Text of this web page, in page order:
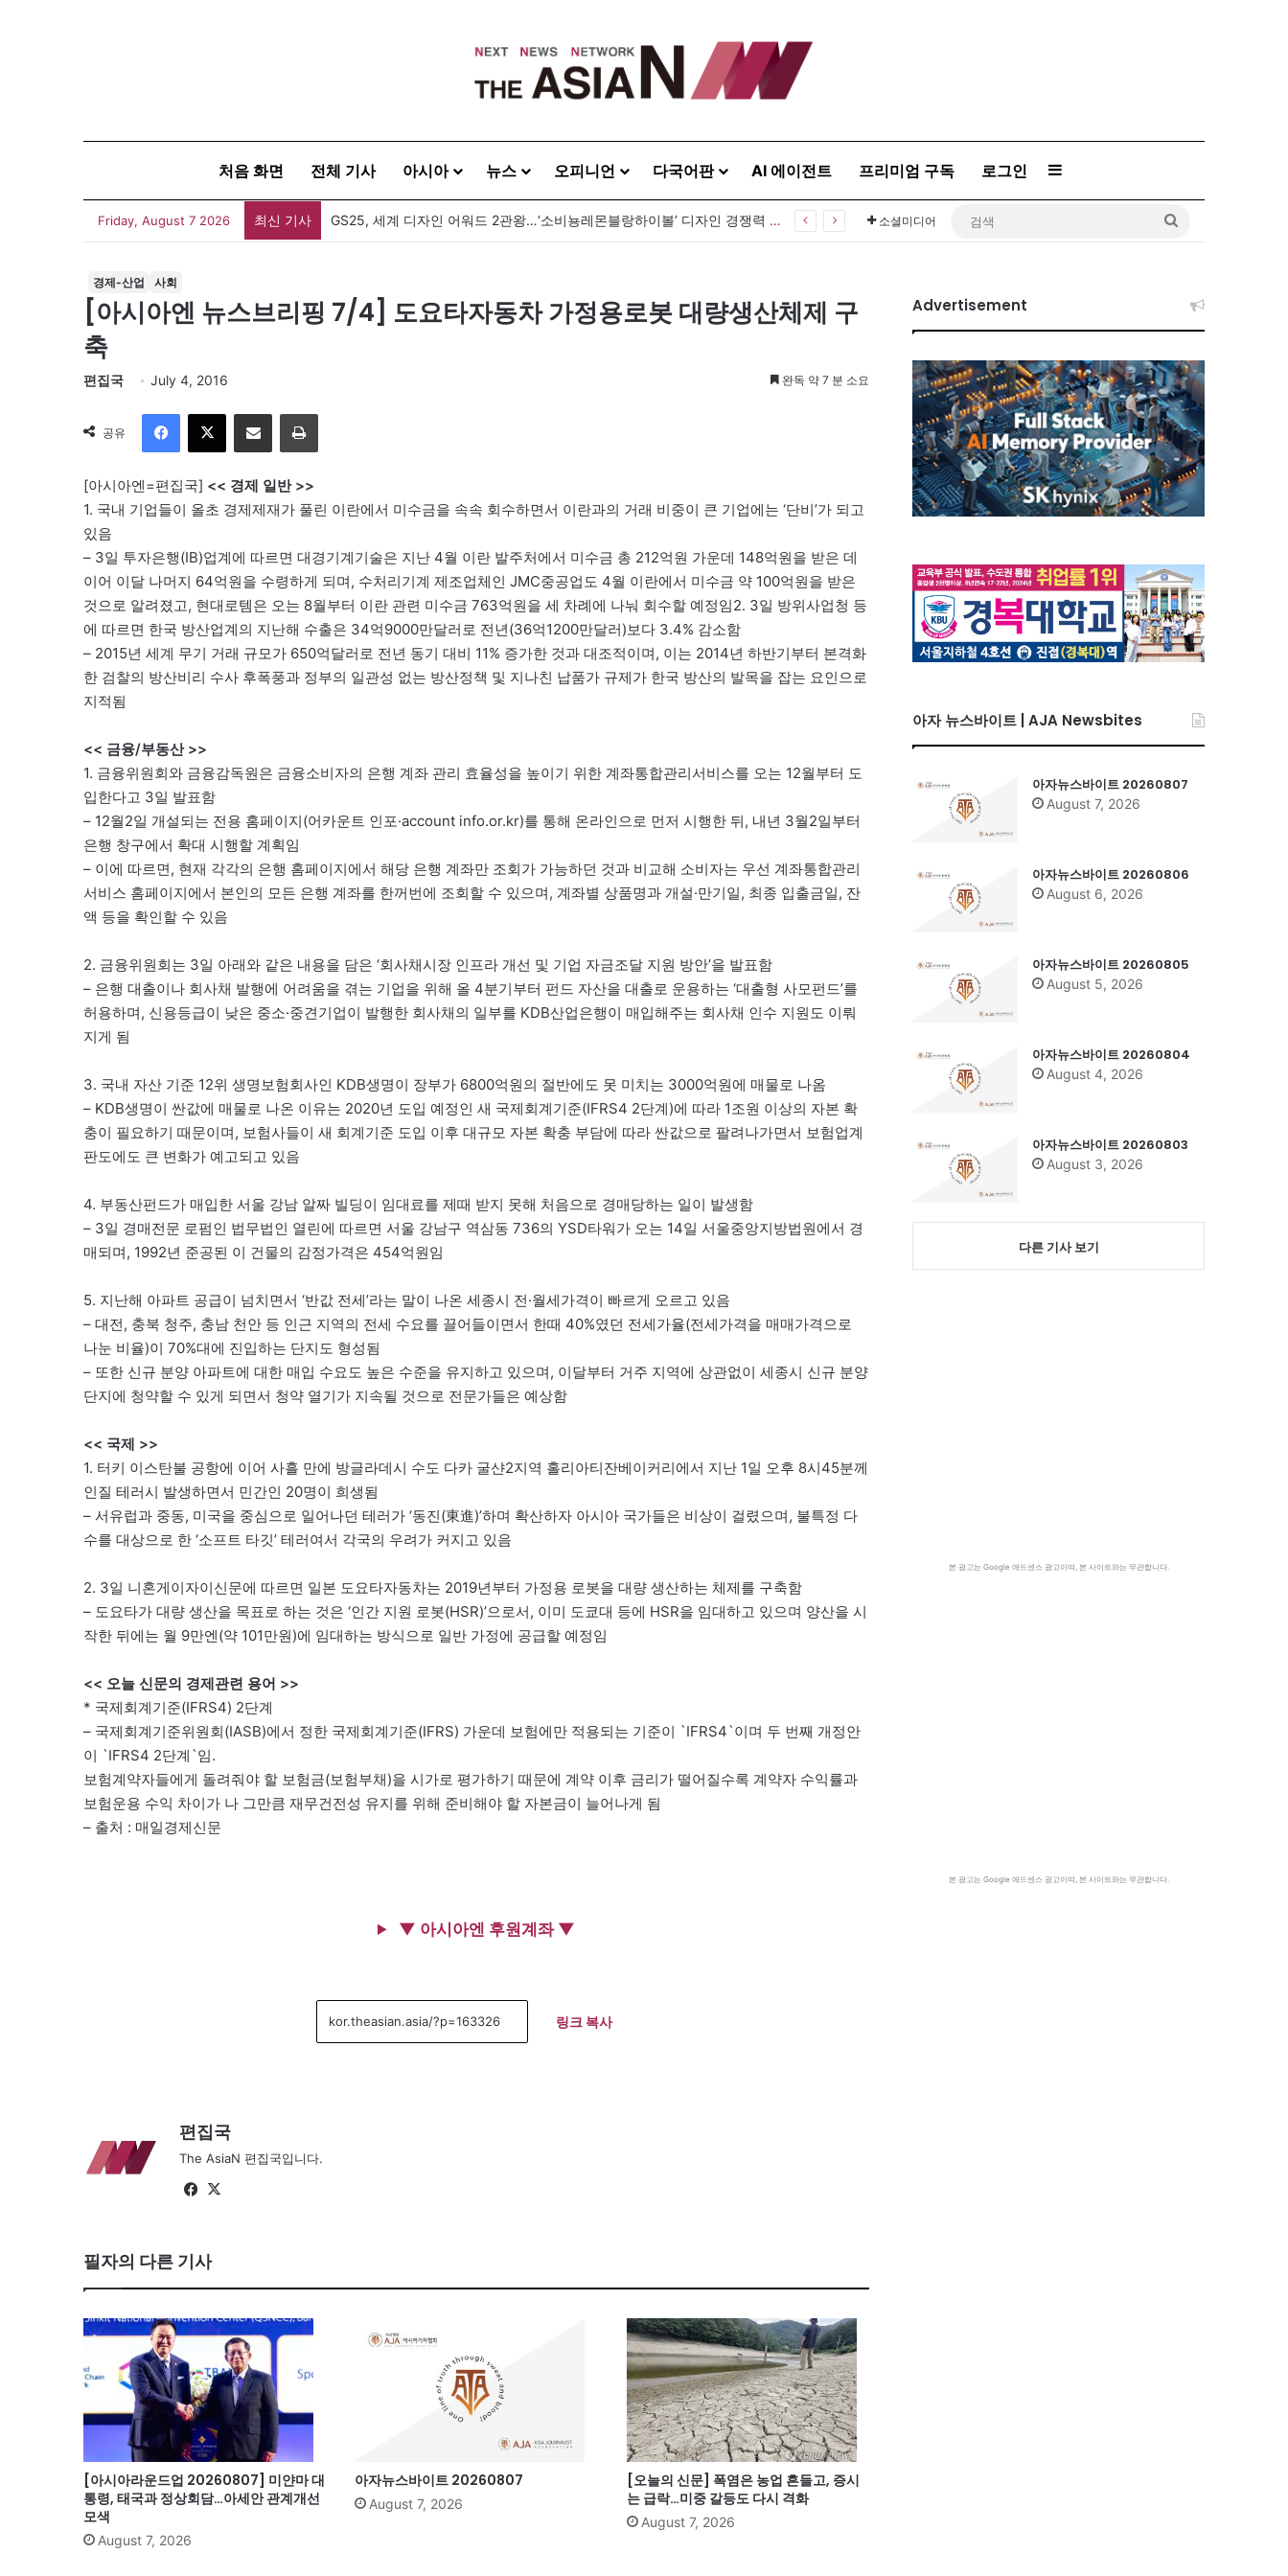
처음 화면 전체 기사 아시아 뉴스 오피니언 다국어판 AI 에이전트 프리미엄 구독 로그인 Sidebar
Friday, August 7 2026 최신 기사 GS25, 세계 디자인 어워드 2관왕…‘소비뇽레몬블랑하이볼’ 디자인 경쟁력 인정 소셜미디어
경제-산업 사회
[아시아엔 뉴스브리핑 7/4] 도요타자동차 가정용로봇 대량생산체제 구
축
편집국 July 4, 2016 완독 약 7 분 소요
공유
이메일
[아시아엔=편집국] << 경제 일반 >>
1. 국내 기업들이 올초 경제제재가 풀린 이란에서 미수금을 속속 회수하면서 이란과의 거래 비중이 큰 기업에는 ‘단비’가 되고
있음
– 3일 투자은행(IB)업계에 따르면 대경기계기술은 지난 4월 이란 발주처에서 미수금 총 212억원 가운데 148억원을 받은 데
이어 이달 나머지 64억원을 수령하게 되며, 수처리기계 제조업체인 JMC중공업도 4월 이란에서 미수금 약 100억원을 받은
것으로 알려졌고, 현대로템은 오는 8월부터 이란 관련 미수금 763억원을 세 차례에 나눠 회수할 예정임2. 3일 방위사업청 등
에 따르면 한국 방산업계의 지난해 수출은 34억9000만달러로 전년(36억1200만달러)보다 3.4% 감소함
– 2015년 세계 무기 거래 규모가 650억달러로 전년 동기 대비 11% 증가한 것과 대조적이며, 이는 2014년 하반기부터 본격화
한 검찰의 방산비리 수사 후폭풍과 정부의 일관성 없는 방산정책 및 지나친 납품가 규제가 한국 방산의 발목을 잡는 요인으로
지적됨
<< 금융/부동산 >>
1. 금융위원회와 금융감독원은 금융소비자의 은행 계좌 관리 효율성을 높이기 위한 계좌통합관리서비스를 오는 12월부터 도
입한다고 3일 발표함
– 12월2일 개설되는 전용 홈페이지(어카운트 인포·account info.or.kr)를 통해 온라인으로 먼저 시행한 뒤, 내년 3월2일부터
은행 창구에서 확대 시행할 계획임
– 이에 따르면, 현재 각각의 은행 홈페이지에서 해당 은행 계좌만 조회가 가능하던 것과 비교해 소비자는 우선 계좌통합관리
서비스 홈페이지에서 본인의 모든 은행 계좌를 한꺼번에 조회할 수 있으며, 계좌별 상품명과 개설·만기일, 최종 입출금일, 잔
액 등을 확인할 수 있음
2. 금융위원회는 3일 아래와 같은 내용을 담은 ‘회사채시장 인프라 개선 및 기업 자금조달 지원 방안’을 발표함
– 은행 대출이나 회사채 발행에 어려움을 겪는 기업을 위해 올 4분기부터 펀드 자산을 대출로 운용하는 ‘대출형 사모펀드’를
허용하며, 신용등급이 낮은 중소·중견기업이 발행한 회사채의 일부를 KDB산업은행이 매입해주는 회사채 인수 지원도 이뤄
지게 됨
3. 국내 자산 기준 12위 생명보험회사인 KDB생명이 장부가 6800억원의 절반에도 못 미치는 3000억원에 매물로 나옴
– KDB생명이 싼값에 매물로 나온 이유는 2020년 도입 예정인 새 국제회계기준(IFRS4 2단계)에 따라 1조원 이상의 자본 확
충이 필요하기 때문이며, 보험사들이 새 회계기준 도입 이후 대규모 자본 확충 부담에 따라 싼값으로 팔려나가면서 보험업계
판도에도 큰 변화가 예고되고 있음
4. 부동산펀드가 매입한 서울 강남 알짜 빌딩이 임대료를 제때 받지 못해 처음으로 경매당하는 일이 발생함
– 3일 경매전문 로펌인 법무법인 열린에 따르면 서울 강남구 역삼동 736의 YSD타워가 오는 14일 서울중앙지방법원에서 경
매되며, 1992년 준공된 이 건물의 감정가격은 454억원임
5. 지난해 아파트 공급이 넘치면서 ‘반값 전세’라는 말이 나온 세종시 전·월세가격이 빠르게 오르고 있음
– 대전, 충북 청주, 충남 천안 등 인근 지역의 전세 수요를 끌어들이면서 한때 40%였던 전세가율(전세가격을 매매가격으로
나눈 비율)이 70%대에 진입하는 단지도 형성됨
– 또한 신규 분양 아파트에 대한 매입 수요도 높은 수준을 유지하고 있으며, 이달부터 거주 지역에 상관없이 세종시 신규 분양
단지에 청약할 수 있게 되면서 청약 열기가 지속될 것으로 전문가들은 예상함
<< 국제 >>
1. 터키 이스탄불 공항에 이어 사흘 만에 방글라데시 수도 다카 굴샨2지역 홀리아티잔베이커리에서 지난 1일 오후 8시45분께
인질 테러시 발생하면서 민간인 20명이 희생됨
– 서유럽과 중동, 미국을 중심으로 일어나던 테러가 ‘동진(東進)’하며 확산하자 아시아 국가들은 비상이 걸렸으며, 불특정 다
수를 대상으로 한 ‘소프트 타깃’ 테러여서 각국의 우려가 커지고 있음
2. 3일 니혼게이자이신문에 따르면 일본 도요타자동차는 2019년부터 가정용 로봇을 대량 생산하는 체제를 구축함
– 도요타가 대량 생산을 목표로 하는 것은 ‘인간 지원 로봇(HSR)’으로서, 이미 도쿄대 등에 HSR을 임대하고 있으며 양산을 시
작한 뒤에는 월 9만엔(약 101만원)에 임대하는 방식으로 일반 가정에 공급할 예정임
<< 오늘 신문의 경제관련 용어 >>
* 국제회계기준(IFRS4) 2단계
– 국제회계기준위원회(IASB)에서 정한 국제회계기준(IFRS) 가운데 보험에만 적용되는 기준이 `IFRS4`이며 두 번째 개정안
이 `IFRS4 2단계`임.
보험계약자들에게 돌려줘야 할 보험금(보험부채)을 시가로 평가하기 때문에 계약 이후 금리가 떨어질수록 계약자 수익률과
보험운용 수익 차이가 나 그만큼 재무건전성 유지를 위해 준비해야 할 자본금이 늘어나게 됨
– 출처 : 매일경제신문
▼ 아시아엔 후원계좌 ▼
링크 복사
편집국
The AsiaN 편집국입니다.
Fa
ok
필자의 다른 기사
[아시아라운드업 20260807] 미얀마 대
통령, 태국과 정상회담…아세안 관계개선
모색
August 7, 2026
아자뉴스바이트 20260807
August 7, 2026
[오늘의 신문] 폭염은 농업 흔들고, 증시
는 급락…미중 갈등도 다시 격화
August 7, 2026
Advertisement
아자 뉴스바이트 | AJA Newsbites
아자뉴스바이트 20260807
August 7, 2026
아자뉴스바이트 20260806
August 6, 2026
아자뉴스바이트 20260805
August 5, 2026
아자뉴스바이트 20260804
August 4, 2026
아자뉴스바이트 20260803
August 3, 2026
다른 기사 보기
본 광고는 Google 애드센스 광고이며, 본 사이트와는 무관합니다.
본 광고는 Google 애드센스 광고이며, 본 사이트와는 무관합니다.